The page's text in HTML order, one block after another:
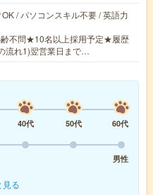
/ パソコンスキル不要 / 英語力
不問★10名以上採用予定★履歴
流れ1)翌営業日まで…
40代 50代
60代
男性
見る